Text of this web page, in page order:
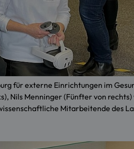
für externe Einrichtungen im
Nils Menninger (Fünfter von
Mitarbeitende des